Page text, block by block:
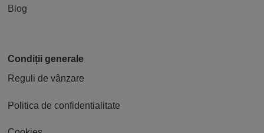
Blog
Condiții generale
Reguli de vânzare
Politica de confidentialitate